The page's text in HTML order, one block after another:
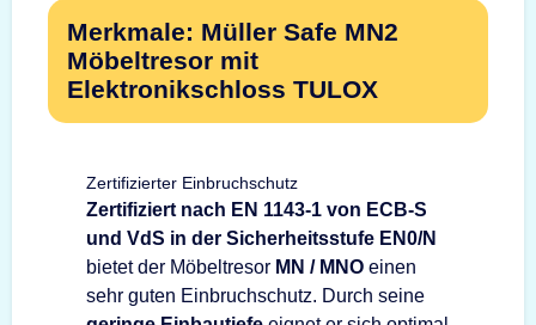
Merkmale: Müller Safe MN2
Möbeltresor mit
Elektronikschloss TULOX
Zertifizierter Einbruchschutz
Zertifiziert nach EN 1143-1 von ECB-S
und VdS in der Sicherheitsstufe EN0/N
bietet der Möbeltresor MN / MNO einen
sehr guten Einbruchschutz. Durch seine